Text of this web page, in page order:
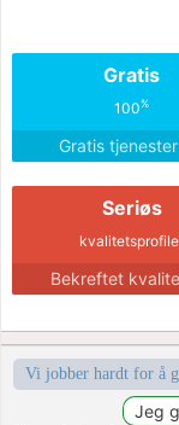
Gratis
100%
Gratis tjenester
Seriøs
Bekreftet
Vi jobber hardt for å